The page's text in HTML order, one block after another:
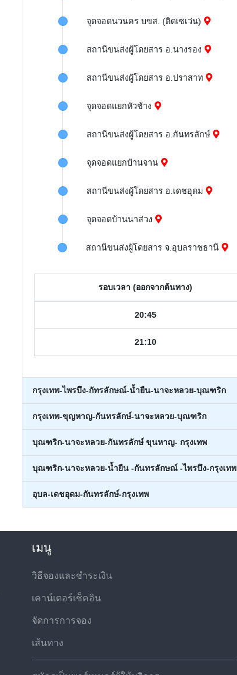
จุดจอดนวนคร บขส. (ติดเซเว่น)
สถานีขนส่งผู้โดยสาร อ.นางรอง
สถานีขนส่งผู้โดยสาร อ.ปราสาท
จุดจอดแยกหัวช้าง
สถานีขนส่งผู้โดยสาร อ.กันทรลักษ์
จุดจอดแยกบ้านจาน
สถานีขนส่งผู้โดยสาร​ อ.เดชอุดม
จุดจอดบ้านนาส่วง
สถานีขนส่งผู้โดยสาร จ.อุบลราชธานี
รอบเวลา (ออกจากต้นทาง)
20:45
21:10
กรุงเทพ-ไพรบึง-กัทรลักษณ์-น้ำยืน-นาจะหลวย-บุณฑริก
กรุงเทพ-ขุญหาญ-กันทรลักษ์-นาจะหลวย-บุณฑริก
บุณฑริก-นาจะหลวย-กันทรลักษ์ ขุนหาญ- กรุงเทพ
บุณฑริก-นาจะหลวย-น้ำยืน -กันทรลักษณ์ -ไพรบึง-กรุงเทพ
อุบล-เดชอุดม-กันทรลักษ์-กรุงเทพ
เมนู
วิธีจองและชำระเงิน
เคาน์เตอร์เช็คอิน
จัดการการจอง
เส้นทาง